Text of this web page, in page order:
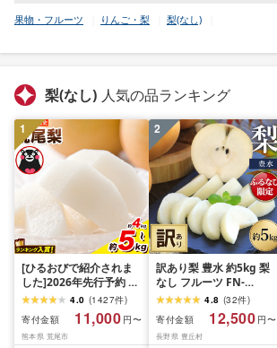
果物・フルーツ りんご・梨 梨(なし)
梨(なし) 人気の品ランキング
1
[ひるおびで紹介されま
した]2026年先行予約 梨
荒尾梨 約4kg または 約
4.5kg〜5kg なし フルー
ツ 果物 旬 [2026年8月下
旬‐11月中旬頃出荷]熊本
4.0 (1427件)
寄付金額
11,000 円〜
熊本県 荒尾市
2
訳あり梨 豊水 約5kg 梨
なし フルーツ FN-
Limited-PR
4.8 (32件)
寄付金額
12,500 円〜
長野県 豊丘村